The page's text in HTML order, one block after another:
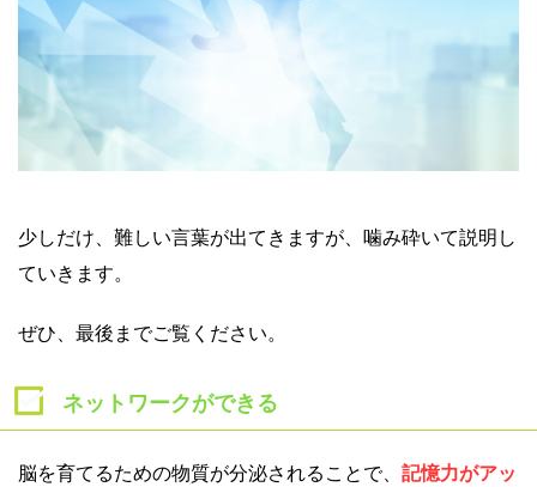
少しだけ、難しい言葉が出てきますが、噛み砕いて説明し
ていきます。
ぜひ、最後までご覧ください。
ネットワークができる
脳を育てるための物質が分泌されることで、 記憶力がアッ